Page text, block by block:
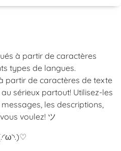
à partir de caractères
types de langues.
partir de caractères de texte
sérieux partout! Utilisez-les
les descriptions,
voulez! ツ